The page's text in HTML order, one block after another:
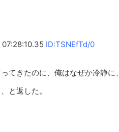
ID:TSNEfTd/0
てきたのに、俺はなぜか冷静に、
と返した。